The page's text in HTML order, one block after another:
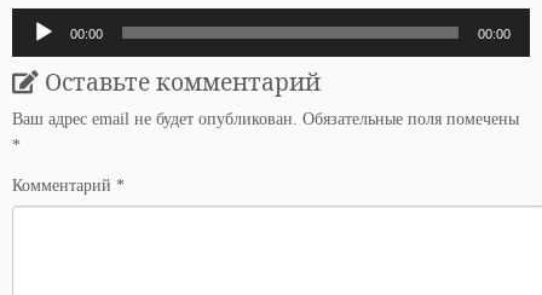
Аудиоплеер
00:00 00:00
Оставьте комментарий
Ваш адрес email не будет опубликован. Обязательные поля помечены
*
Комментарий *